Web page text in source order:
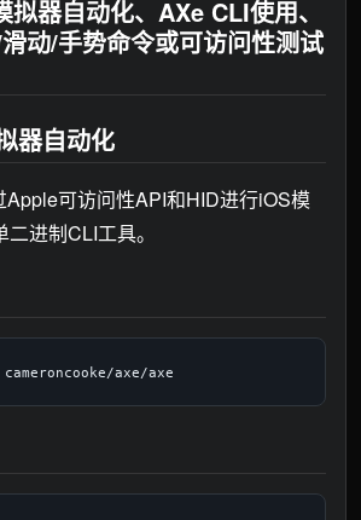
器自动化、AXe CLI使用、
动/手势命令或可访问性测试
器自动化
Apple可访问性API和HID进行iOS模
进制CLI工具。